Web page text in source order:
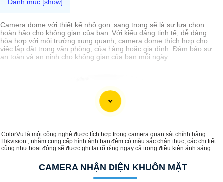
Camera dome với thiết kế nhỏ gọn, sang trọng sẽ là sự lựa chọn
hoàn hảo cho không gian của bạn. Với kiểu dáng tinh tế, dễ dàng
hòa hợp với môi trường xung quanh, camera dome thích hợp cho
việc lắp đặt trong văn phòng, cửa hàng hoặc gia đình. Đảm bảo sự
an toàn và an ninh cho không gian của bạn mỗi ngày.
ColorVu là một công nghệ được tích hợp trong camera quan sát chính hãng
Hikvision , nhằm cung cấp hình ảnh ban đêm có màu sắc chân thực, các chi tiết
cũng như hoạt động sẽ được ghi lại rõ ràng ngay cả trong điều kiện ánh sáng
lại khả năng nhận diện đối tượng tốt hơn trong mọi điều kiện ánh sáng
CAMERA NHẬN DIỆN KHUÔN MẶT